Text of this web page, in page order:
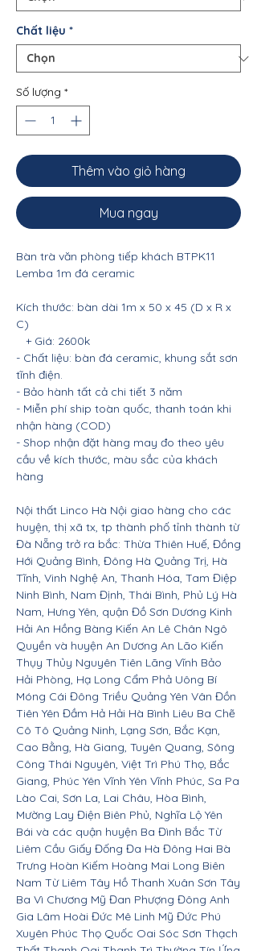
Chất liệu *
Số lượng *
Thêm vào giỏ hàng
Mua ngay
Bàn trà văn phòng tiếp khách BTPK11
Lemba 1m đá ceramic
Kích thước: bàn dài 1m x 50 x 45 (D x R x
C)
+ Giá: 2600k
- Chất liệu: bàn đá ceramic, khung sắt sơn
tĩnh điện.
- Bảo hành tất cả chi tiết 3 năm
- Miễn phí ship toàn quốc, thanh toán khi
nhận hàng (COD)
- Shop nhận đặt hàng may đo theo yêu
cầu về kích thước, màu sắc của khách
hàng
Nội thất Linco Hà Nội giao hàng cho các
huyện, thị xã tx, tp thành phố tỉnh thành từ
Đà Nẵng trở ra bắc: Thừa Thiên Huế, Đồng
Hới Quảng Bình, Đông Hà Quảng Trị, Hà
Tĩnh, Vinh Nghệ An, Thanh Hóa, Tam Điệp
Ninh Bình, Nam Định, Thái Bình, Phủ Lý Hà
Nam, Hưng Yên, quận Đồ Sơn Dương Kinh
Hải An Hồng Bàng Kiến An Lê Chân Ngô
Quyền và huyện An Dương An Lão Kiến
Thụy Thủy Nguyên Tiên Lãng Vĩnh Bảo
Hải Phòng, Hạ Long Cẩm Phả Uông Bí
Móng Cái Đông Triều Quảng Yên Vân Đồn
Tiên Yên Đầm Hả Hải Hà Bình Liêu Ba Chẽ
Cô Tô Quảng Ninh, Lạng Sơn, Bắc Kạn,
Cao Bằng, Hà Giang, Tuyên Quang, Sông
Công Thái Nguyên, Việt Trì Phú Thọ, Bắc
Giang, Phúc Yên Vĩnh Yên Vĩnh Phúc, Sa Pa
Lào Cai, Sơn La, Lai Châu, Hòa Bình,
Mường Lay Điện Biên Phủ, Nghĩa Lộ Yên
Bái và các quận huyện Ba Đình Bắc Từ
Liêm Cầu Giấy Đống Đa Hà Đông Hai Bà
Trưng Hoàn Kiếm Hoàng Mai Long Biên
Nam Từ Liêm Tây Hồ Thanh Xuân Sơn Tây
Ba Vì Chương Mỹ Đan Phượng Đông Anh
Gia Lâm Hoài Đức Mê Linh Mỹ Đức Phú
Xuyên Phúc Thọ Quốc Oai Sóc Sơn Thạch